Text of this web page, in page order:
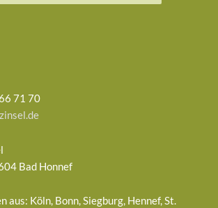
71 70
Bad Honnef
aus: Köln, Bonn, Siegburg, Hennef, St.